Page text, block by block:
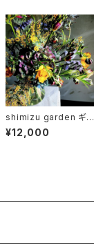
shimizu garden ギフ
トブーケ luxe
¥12,000